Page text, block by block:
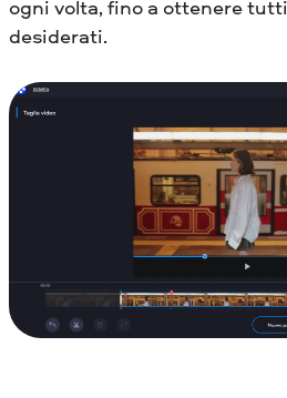
ogni volta, fino a ottenere
desiderati.